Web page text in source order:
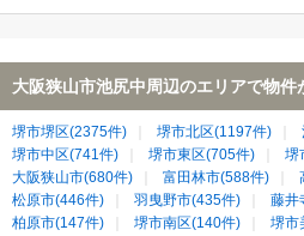
大阪狭山市池尻中周辺のエリアで物件
堺市堺区(2375件) 堺市北区(1197件)
堺市中区(741件)
堺市東区(705件)
堺
大阪狭山市(680件)
富田林市(588件)
松原市(446件)
羽曳野市(435件)
藤井
柏原市(147件)
堺市南区(140件)
堺市